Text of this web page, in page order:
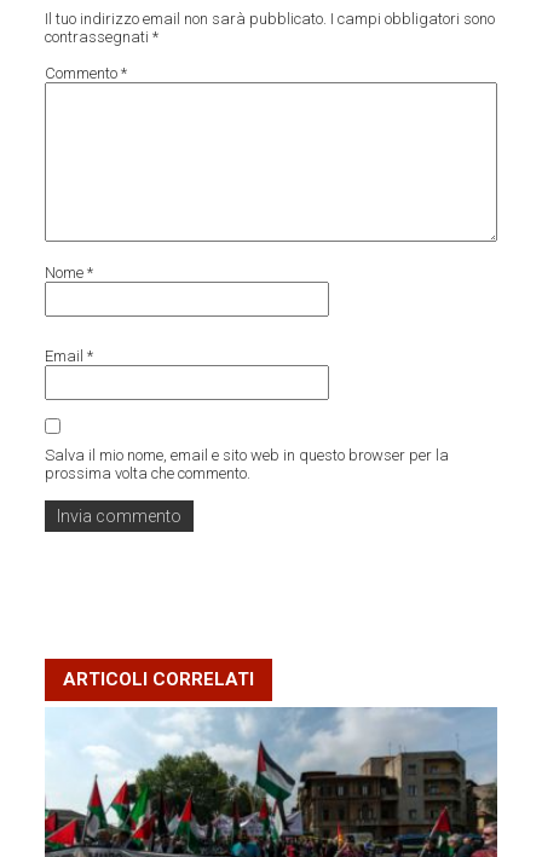
Il tuo indirizzo email non sarà pubblicato. I campi obbligatori sono
contrassegnati*
Commento*
Nome*
Email*
Salva il mio nome, email e sito web in questo browser per la
prossima volta che commento.
ARTICOLI CORRELATI